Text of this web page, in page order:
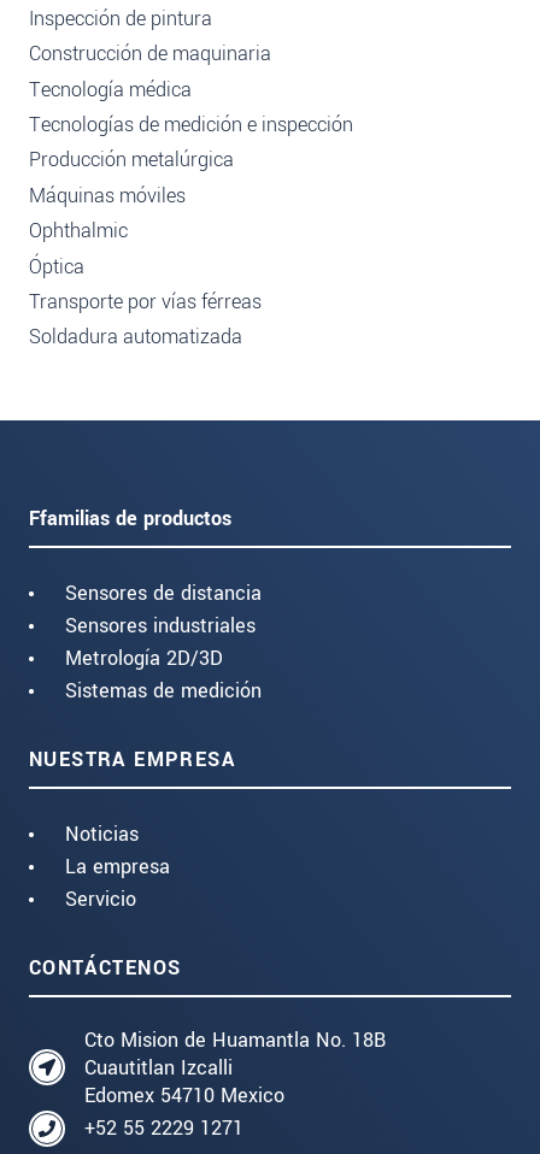
Inspección de pintura
Construcción de maquinaria
Tecnología médica
Tecnologías de medición e inspección
Producción metalúrgica
Máquinas móviles
Ophthalmic
Óptica
Transporte por vías férreas
Soldadura automatizada
Ffamilias de productos
Sensores de distancia
Sensores industriales
Metrología 2D/3D
Sistemas de medición
NUESTRA EMPRESA
Noticias
La empresa
Servicio
CONTÁCTENOS
Cto Mision de Huamantla No. 18B
Cuautitlan Izcalli
Edomex 54710 Mexico
+52 55 2229 1271